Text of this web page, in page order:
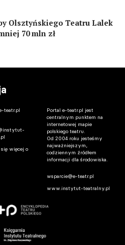
Olsztyńskiego Teatru Lalek
70 mln zł
teatr.pl
więcej o
Portal e-teatr.pl jest
centralnym punktem na
internetowej mapie
polskiego teatru.
Od 2004 roku jesteśmy
najważniejszym,
codziennym źródłem
informacji dla środowiska.
wsparcie@e-teatr.pl
www.instytut-teatralny.pl